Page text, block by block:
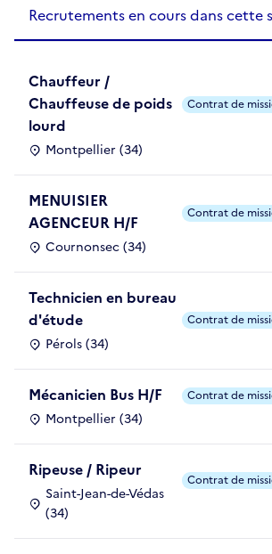
Recrutements en cours dans cette
Chauffeur /
Chauffeuse de poids
lourd
Montpellier (34)
Contrat de
MENUISIER
AGENCEUR H/F
Cournonsec (34)
Contrat de
Technicien en bureau
d'étude
Pérols (34)
Contrat de
Mécanicien Bus H/F
Montpellier (34)
Contrat de
Ripeuse / Ripeur
Saint-Jean-de-Védas
(34)
Contrat de